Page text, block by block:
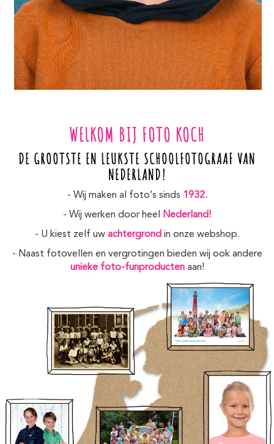
WELKOM BIJ FOTO KOCH
DE GROOTSTE EN LEUKSTE SCHOOLFOTOGRAAF VAN
NEDERLAND!
- Wij maken al foto’s sinds 1932.
- Wij werken door heel
Nederland!
- U kiest zelf uw achtergrond in onze webshop.
- Naast fotovellen en vergrotingen bieden wij ook andere
unieke foto-funproductenaan!